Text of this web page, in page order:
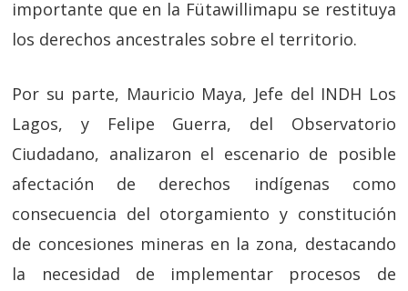
importante que en la Fütawillimapu se restituya
los derechos ancestrales sobre el territorio.
Por su parte, Mauricio Maya, Jefe del INDH Los
Lagos, y Felipe Guerra, del Observatorio
Ciudadano, analizaron el escenario de posible
afectación de derechos indígenas como
consecuencia del otorgamiento y constitución
de concesiones mineras en la zona, destacando
la necesidad de implementar procesos de